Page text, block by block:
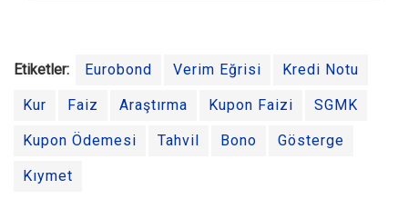
Etiketler: Eurobond Verim Eğrisi Kredi Notu
Kur Faiz Araştırma Kupon Faizi SGMK
Kupon Ödemesi Tahvil Bono Gösterge
Kıymet